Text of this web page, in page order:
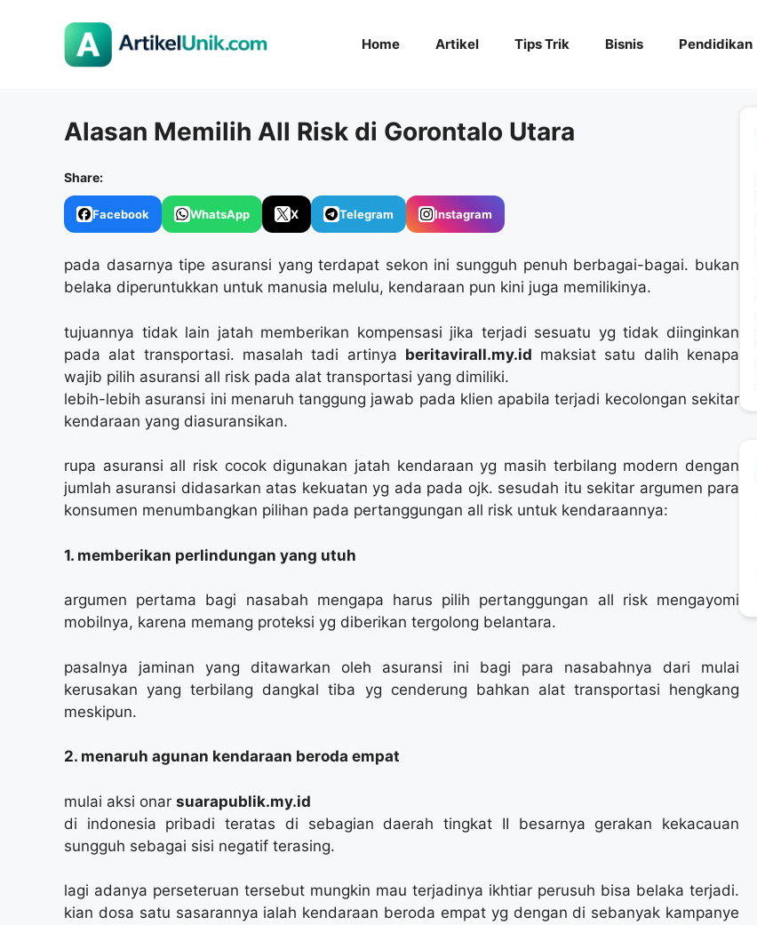
Home Artikel Tips Trik Bisnis Pendidikan
Alasan Memilih All Risk di Gorontalo Utara
Share:
Facebook WhatsApp X Telegram Instagram
pada dasarnya tipe asuransi yang terdapat sekon ini sungguh penuh berbagai-bagai. bukan
belaka diperuntukkan untuk manusia melulu, kendaraan pun kini juga memilikinya.
tujuannya tidak lain jatah memberikan kompensasi jika terjadi sesuatu yg tidak diinginkan
pada alat transportasi. masalah tadi artinya beritavirall.my.id maksiat satu dalih kenapa
wajib pilih asuransi all risk pada alat transportasi yang dimiliki.
lebih-lebih asuransi ini menaruh tanggung jawab pada klien apabila terjadi kecolongan sekitar
kendaraan yang diasuransikan.
rupa asuransi all risk cocok digunakan jatah kendaraan yg masih terbilang modern dengan
jumlah asuransi didasarkan atas kekuatan yg ada pada ojk. sesudah itu sekitar argumen para
konsumen menumbangkan pilihan pada pertanggungan all risk untuk kendaraannya:
1. memberikan perlindungan yang utuh
argumen pertama bagi nasabah mengapa harus pilih pertanggungan all risk mengayomi
mobilnya, karena memang proteksi yg diberikan tergolong belantara.
pasalnya jaminan yang ditawarkan oleh asuransi ini bagi para nasabahnya dari mulai
kerusakan yang terbilang dangkal tiba yg cenderung bahkan alat transportasi hengkang
meskipun.
2. menaruh agunan kendaraan beroda empat
mulai aksi onar suarapublik.my.id
di indonesia pribadi teratas di sebagian daerah tingkat II besarnya gerakan kekacauan
sungguh sebagai sisi negatif terasing.
lagi adanya perseteruan tersebut mungkin mau terjadinya ikhtiar perusuh bisa belaka terjadi.
kian dosa satu sasarannya ialah kendaraan beroda empat yg dengan di sebanyak kampanye